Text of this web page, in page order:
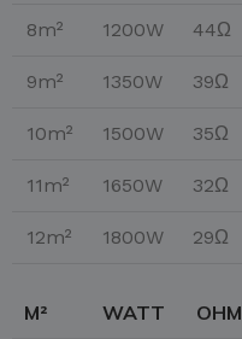
8m² 1200W 44Ω
9m² 1350W 39Ω
10m² 1500W 35Ω
11m² 1650W 32Ω
12m² 1800W 29Ω
M² WATT OHM